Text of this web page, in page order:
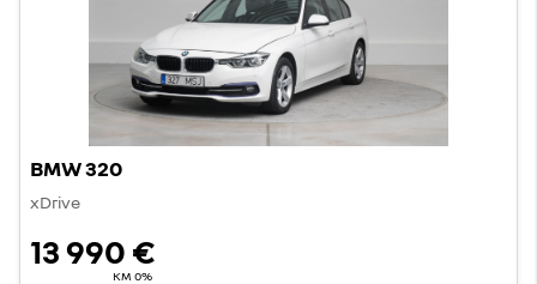
BMW 320
xDrive
13 990 €
KM 0%